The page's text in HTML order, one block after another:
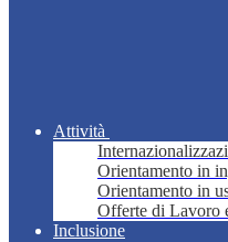
Attività
Orientamento in
Orientamento in
Offerte di Lavoro
Inclusione